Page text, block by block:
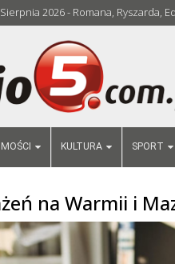
2026 - Romana, Ryszarda,
KULTURA SPORT
na Warmii i